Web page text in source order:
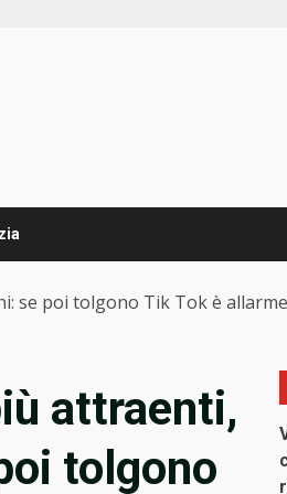
se poi tolgono Tik Tok è
attraenti,
tolgono